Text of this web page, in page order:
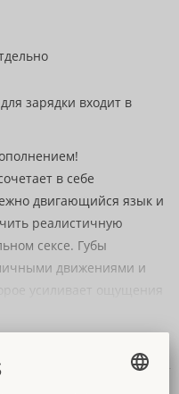
зарядки входит в
в себе
двигающийся язык и
реалистичную
сексе. Губы
движениями и
усиливает ощущения
мягкий язычок с
глубину